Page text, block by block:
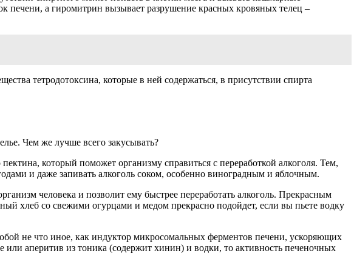
печени, а гиромитрин вызывает разрушение красных кровяных телец –
тетродотоксина, которые в ней содержаться, в присутствии спирта
Чем же лучше всего закусывать?
который поможет организму справиться с переработкой алкоголя. Тем,
и даже запивать алкоголь соком, особенно виноградным и яблочным.
человека и позволит ему быстрее переработать алкоголь. Прекрасным
хлеб со свежими огурцами и медом прекрасно подойдет, если вы пьете водку
не что иное, как индуктор микросомальных ферментов печени, ускоряющих
аперитив из тоника (содержит хинин) и водки, то активность печеночных